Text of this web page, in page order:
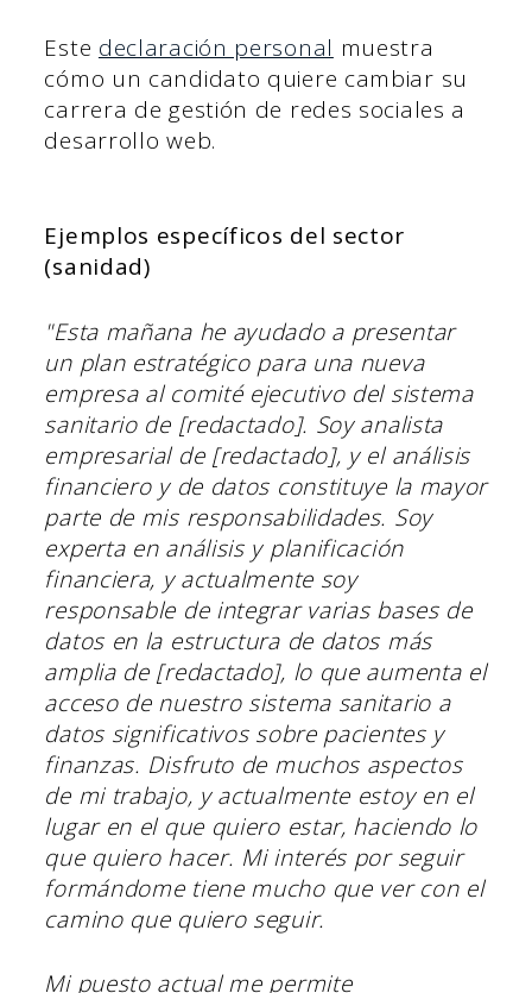
Este declaración personal muestra
cómo un candidato quiere cambiar su
carrera de gestión de redes sociales a
desarrollo web.
Ejemplos específicos del sector
(sanidad)
"Esta mañana he ayudado a presentar
un plan estratégico para una nueva
empresa al comité ejecutivo del sistema
sanitario de [redactado]. Soy analista
empresarial de [redactado], y el análisis
financiero y de datos constituye la mayor
parte de mis responsabilidades. Soy
experta en análisis y planificación
financiera, y actualmente soy
responsable de integrar varias bases de
datos en la estructura de datos más
amplia de [redactado], lo que aumenta el
acceso de nuestro sistema sanitario a
datos significativos sobre pacientes y
finanzas. Disfruto de muchos aspectos
de mi trabajo, y actualmente estoy en el
lugar en el que quiero estar, haciendo lo
que quiero hacer. Mi interés por seguir
formándome tiene mucho que ver con el
camino que quiero seguir.
Mi puesto actual me permite